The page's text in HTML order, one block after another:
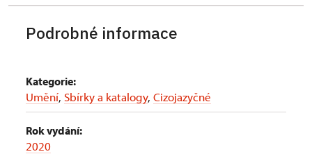
Podrobné informace
Kategorie:
Umění, Sbírky a katalogy, Cizojazyčné
Rok vydání:
2020